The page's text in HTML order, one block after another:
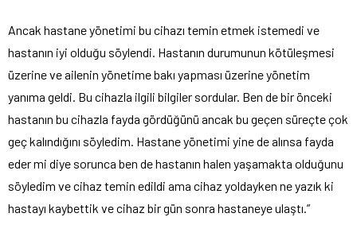
Ancak hastane yönetimi bu cihazı temin etmek istemedi ve
hastanın iyi olduğu söylendi. Hastanın durumunun kötüleşmesi
üzerine ve ailenin yönetime bakı yapması üzerine yönetim
yanıma geldi. Bu cihazla ilgili bilgiler sordular. Ben de bir önceki
hastanın bu cihazla fayda gördüğünü ancak bu geçen süreçte çok
geç kalındığını söyledim. Hastane yönetimi yine de alınsa fayda
eder mi diye sorunca ben de hastanın halen yaşamakta olduğunu
söyledim ve cihaz temin edildi ama cihaz yoldayken ne yazık ki
hastayı kaybettik ve cihaz bir gün sonra hastaneye ulaştı.”